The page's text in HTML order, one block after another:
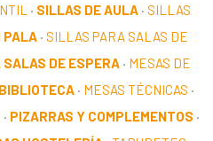
· SILLAS DE AULA · SILLAS
PALA · SILLAS PARA SALAS DE
DE ESPERA · MESAS DE
· MESAS TÉCNICAS ·
· PIZARRAS Y COMPLEMENTOS ·